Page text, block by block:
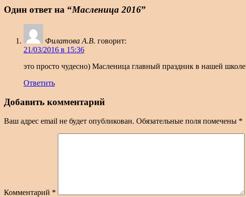
Один ответ на “Масленица 2016”
Филатова А.В. говорит:
21/03/2016 в 15:36
это просто чудесно) Масленица главный праздник в нашей школе
Ответить
Добавить комментарий
Ваш адрес email не будет опубликован. Обязательные поля помечены *
Комментарий *